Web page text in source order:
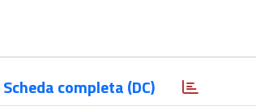
Scheda completa (DC)